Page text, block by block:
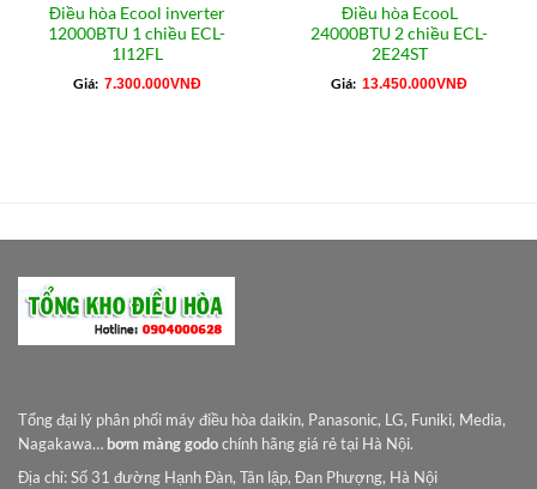
Điều hòa Ecool inverter
12000BTU 1 chiều ECL-
1I12FL
Giá: 7.300.000VNĐ
Điều hòa EcooL
24000BTU 2 chiều ECL-
2E24ST
Giá: 13.450.000VNĐ
Tổng đại lý phân phối máy điều hòa daikin, Panasonic, LG, Funiki, Media,
Nagakawa… bơm màng godochính hãng giá rẻ tại Hà Nội.
Địa chỉ: Số 31 đường Hạnh Đàn, Tân lập, Đan Phượng, Hà Nội